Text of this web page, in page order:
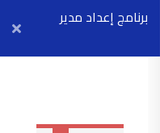
Arab
برنامج إعداد مدير
عقود الفيديك
٤) بث مباشر ٧